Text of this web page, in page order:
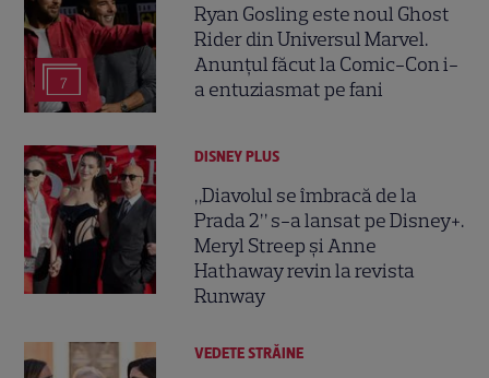
7
Ryan Gosling este noul Ghost
Rider din Universul Marvel.
Anunțul făcut la Comic-Con i-
a entuziasmat pe fani
DISNEY PLUS
„Diavolul se îmbracă de la
Prada 2” s-a lansat pe Disney+.
Meryl Streep și Anne
Hathaway revin la revista
Runway
VEDETE STRĂINE